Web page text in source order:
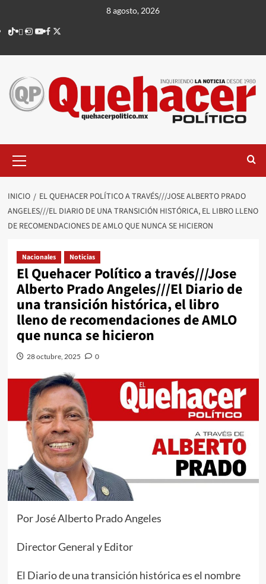
contenido
8 agosto, 2026
TikTok
threads
Instagram
Youtube
Facebook
X
principal
INICIO
EL QUEHACER POLÍTICO A TRAVÉS///JOSE ALBERTO PRADO
ANGELES///EL DIARIO DE UNA TRANSICIÓN HISTÓRICA, EL LIBRO LLENO
DE RECOMENDACIONES DE AMLO QUE NUNCA SE HICIERON
Nacionales Noticias
El Quehacer Político a través///Jose
Alberto Prado Angeles///El Diario de
una transición histórica, el libro
lleno de recomendaciones de AMLO
que nunca se hicieron
28 octubre, 2025 0
Por José Alberto Prado Angeles
Director General y Editor
El Diario de una transición histórica es el nombre